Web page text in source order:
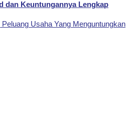
dan Keuntungannya Lengkap